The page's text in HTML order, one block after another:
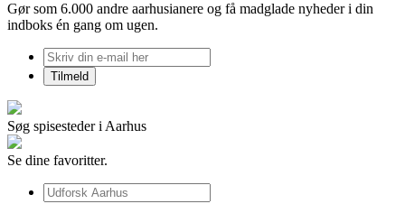
Gør som 6.000 andre aarhusianere og få madglade nyheder i din
indboks én gang om ugen.
Søg spisesteder i Aarhus
Se dine favoritter.